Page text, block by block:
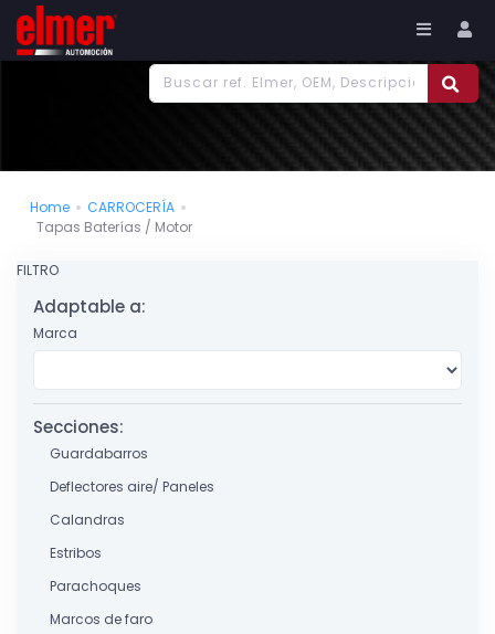
Home
CARROCERÍA
Tapas Baterías / Motor
FILTRO
Adaptable a:
Marca
Secciones:
Guardabarros
Deflectores aire/ Paneles
Calandras
Estribos
Parachoques
Marcos de faro